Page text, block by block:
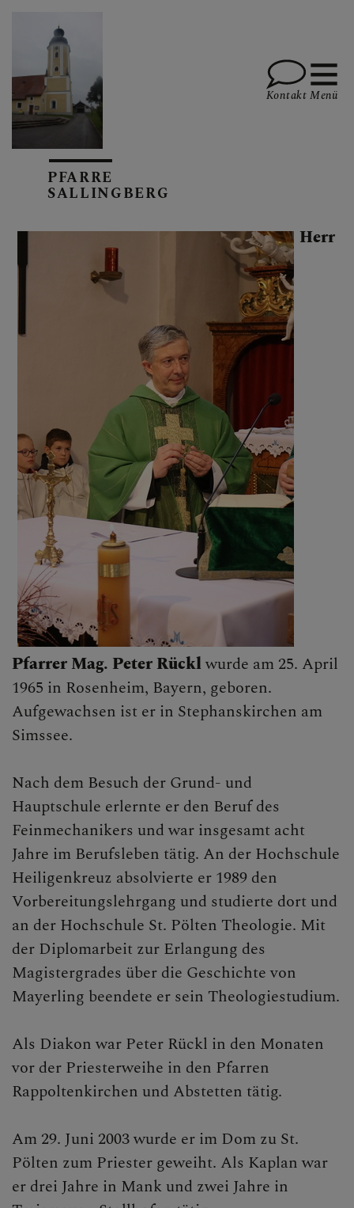
GOTTESDIENSTE
AKTUELLES
KALENDARIUM
PFARRTEAM
GESCHICHTE
PFARRCARITAS
PFARRBRIEF
GALERIE
KONTAKT
PFARRE
SALLINGBERG
Kontakt Menü
Herr
Pfarrer Mag. Peter Rücklwurde am 25. April
1965 in Rosenheim, Bayern, geboren.
Aufgewachsen ist er in Stephanskirchen am
Simssee.
Nach dem Besuch der Grund- und
Hauptschule erlernte er den Beruf des
Feinmechanikers und war insgesamt acht
Jahre im Berufsleben tätig. An der Hochschule
Heiligenkreuz absolvierte er 1989 den
Vorbereitungslehrgang und studierte dort und
an der Hochschule St. Pölten Theologie. Mit
der Diplomarbeit zur Erlangung des
Magistergrades über die Geschichte von
Mayerling beendete er sein Theologiestudium.
Als Diakon war Peter Rückl in den Monaten
vor der Priesterweihe in den Pfarren
Rappoltenkirchen und Abstetten tätig.
Am 29. Juni 2003 wurde er im Dom zu St.
Pölten zum Priester geweiht. Als Kaplan war
er drei Jahre in Mank und zwei Jahre in